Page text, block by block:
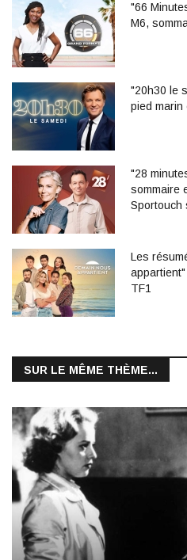
"66
M6,
"20h30 le
pied marin
"28
sommaire
Sportouch
Les
TF1
SUR LE MÊME THÈME...